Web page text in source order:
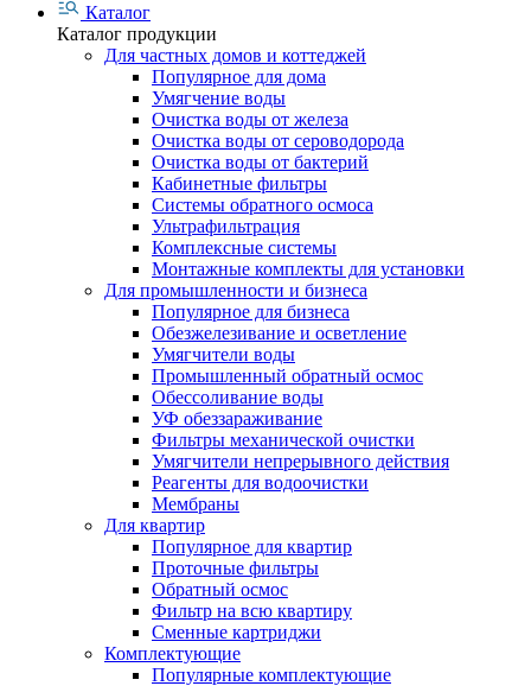
Каталог
Каталог продукции
Для частных домов и коттеджей
Популярное для дома
Умягчение воды
Очистка воды от железа
Очистка воды от сероводорода
Очистка воды от бактерий
Кабинетные фильтры
Системы обратного осмоса
Ультрафильтрация
Комплексные системы
Монтажные комплекты для установки
Для промышленности и бизнеса
Популярное для бизнеса
Обезжелезивание и осветление
Умягчители воды
Промышленный обратный осмос
Обессоливание воды
УФ обеззараживание
Фильтры механической очистки
Умягчители непрерывного действия
Реагенты для водоочистки
Мембраны
Для квартир
Популярное для квартир
Проточные фильтры
Обратный осмос
Фильтр на всю квартиру
Сменные картриджи
Комплектующие
Популярные комплектующие